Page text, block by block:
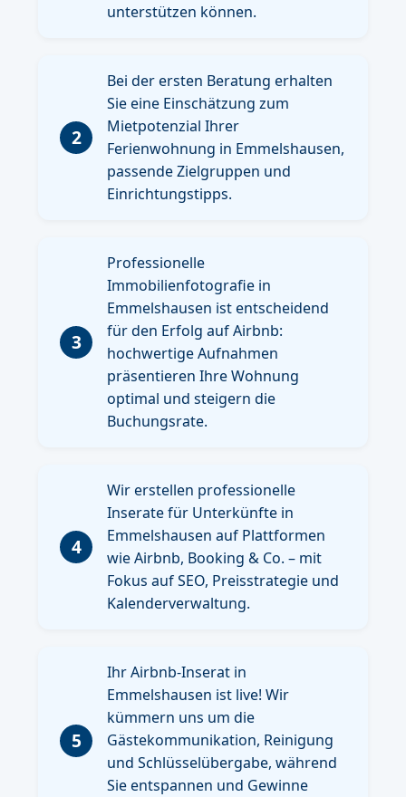
unterstützen können.
2
Bei der ersten Beratung erhalten
Sie eine Einschätzung zum
Mietpotenzial Ihrer
Ferienwohnung in Emmelshausen,
passende Zielgruppen und
Einrichtungstipps.
3
Professionelle
Immobilienfotografie in
Emmelshausen ist entscheidend
für den Erfolg auf Airbnb:
hochwertige Aufnahmen
präsentieren Ihre Wohnung
optimal und steigern die
Buchungsrate.
4
Wir erstellen professionelle
Inserate für Unterkünfte in
Emmelshausen auf Plattformen
wie Airbnb, Booking & Co. – mit
Fokus auf SEO, Preisstrategie und
Kalenderverwaltung.
5
Ihr Airbnb-Inserat in
Emmelshausen ist live! Wir
kümmern uns um die
Gästekommunikation, Reinigung
und Schlüsselübergabe, während
Sie entspannen und Gewinne